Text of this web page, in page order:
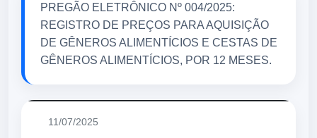
PREGÃO ELETRÔNICO Nº 004/2025:
REGISTRO DE PREÇOS PARA AQUISIÇÃO
DE GÊNEROS ALIMENTÍCIOS E CESTAS DE
GÊNEROS ALIMENTÍCIOS, POR 12 MESES.
11/07/2025